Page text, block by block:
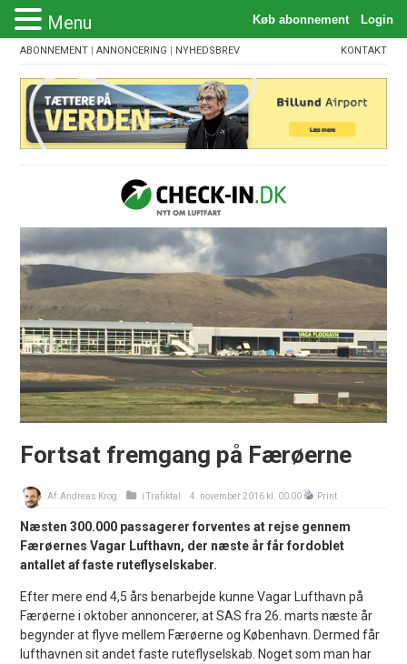
ABONNEMENT |ANNONCERING | NYHEDSBREV KONTAKT
Fortsat fremgang på Færøerne
Af:Andreas Krog iTrafiktal 4. november 2016 kl. 00:00 Print
Næsten 300.000 passagerer forventes at rejse gennem
Færøernes Vagar Lufthavn, der næste år får fordoblet
antallet af faste ruteflyselskaber.
Efter mere end 4,5 års benarbejde kunne Vagar Lufthavn på
Færøerne i oktober annoncerer, at SAS fra 26. marts næste år
begynder at flyve mellem Færøerne og København. Dermed får
lufthavnen sit andet faste ruteflyselskab. Noget som man har
Menu